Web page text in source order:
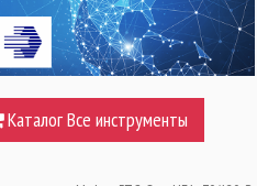
Каталог Все инструменты